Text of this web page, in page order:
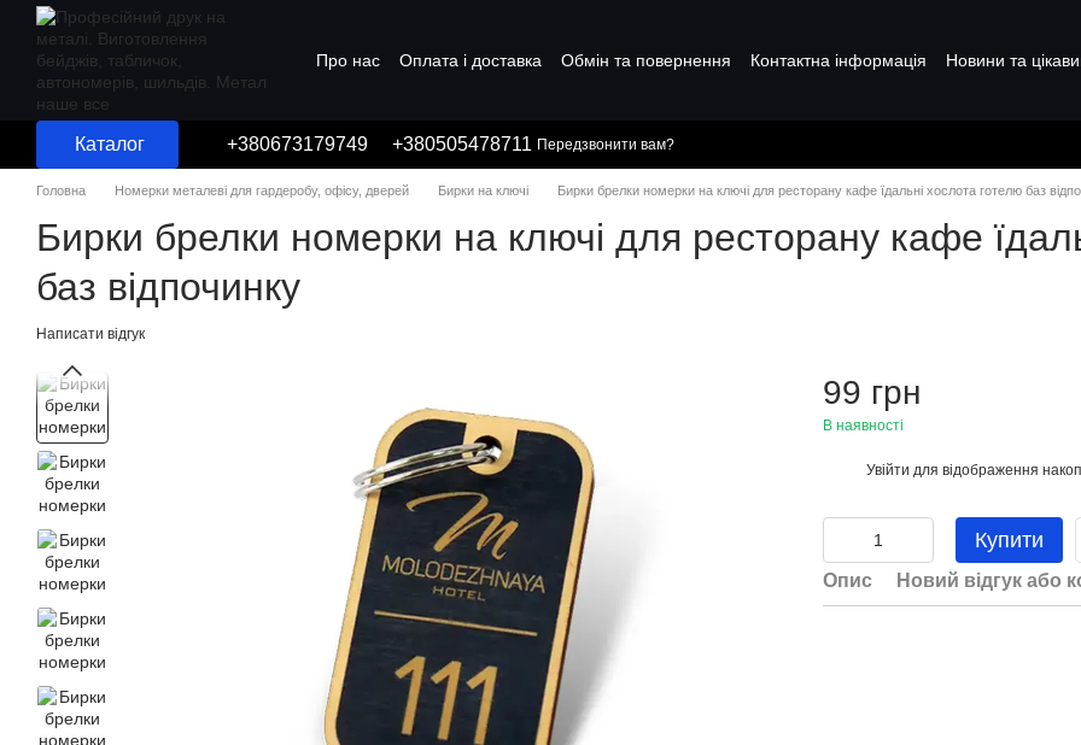
Перейти до основного контенту
Про нас Оплата і доставка Обмін та повернення Контактна інформація Новини та
Каталог +380673179749 +380505478711 Передзвонити вам?
Головна Номерки металеві для гардеробу, офісу, дверей Бирки на ключі Бирки брелки номерки на ключі для ресторану кафе їдальні хослота готелю баз
Бирки брелки номерки на ключі для ресторану кафе
баз відпочинку
Написати відгук
99 грн
В наявності
Увійти для відображення
Купити
Опис Новий відгук або